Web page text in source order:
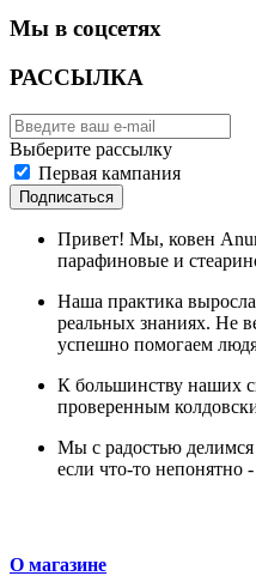
Мы в соцсетях
РАССЫЛКА
Выберите рассылку
Первая кампания
Подписаться
Привет! Мы, ковен
парафиновые и
Наша практика
реальных знаниях. Не
успешно помогаем
К большинству наших
проверенным
Мы с радостью делимся
если что-то непонятно
О магазине